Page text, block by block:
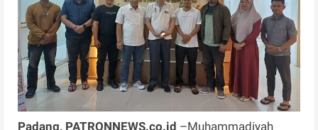
Padang, PATRONNEWS.co.id –Muhammadiyah